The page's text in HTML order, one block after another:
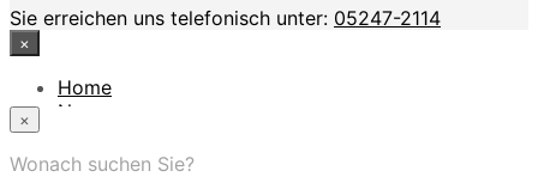
Sie erreichen uns telefonisch unter: 05247-2114
×
Home
News
App
×
Wonach suchen Sie?